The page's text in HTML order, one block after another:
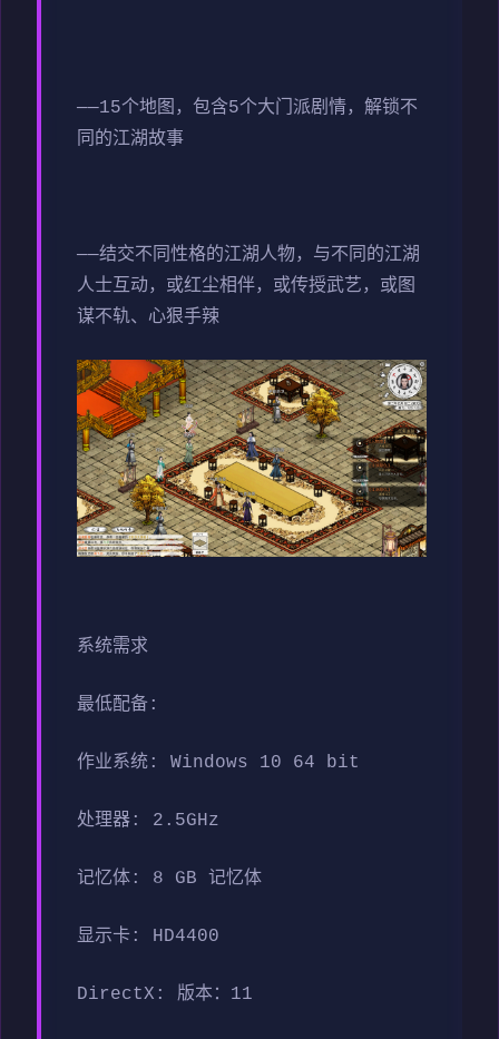
——15个地图，包含5个大门派剧情，解锁不
同的江湖故事
——结交不同性格的江湖人物，与不同的江湖
人士互动，或红尘相伴，或传授武艺，或图
谋不轨、心狠手辣
系统需求
最低配备:
作业系统: Windows 10 64 bit
处理器: 2.5GHz
记忆体: 8 GB 记忆体
显示卡: HD4400
DirectX: 版本：11